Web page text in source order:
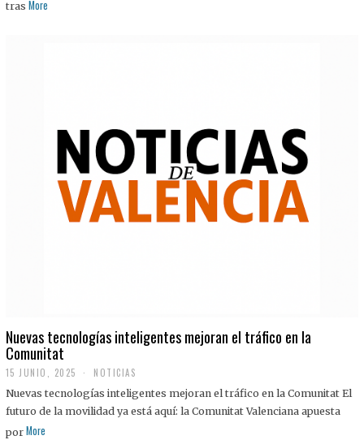
tras More
Nuevas tecnologías inteligentes mejoran el tráfico en la
Comunitat
15 JUNIO, 2025 NOTICIAS
Nuevas tecnologías inteligentes mejoran el tráfico en la Comunitat El
futuro de la movilidad ya está aquí: la Comunitat Valenciana apuesta
por More